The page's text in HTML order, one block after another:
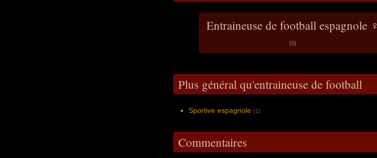
Entraineuse de football espagnole ♀
(0)
Plus général qu'entraineuse de football
Sportive espagnole (1)
Commentaires